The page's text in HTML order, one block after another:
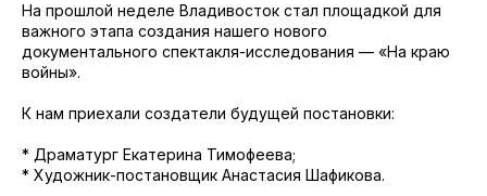
На прошлой неделе Владивосток стал площадкой для
важного этапа создания нашего нового
документального спектакля-исследования — «На краю
войны».
К нам приехали создатели будущей постановки:
* Драматург Екатерина Тимофеева;
* Художник-постановщик Анастасия Шафикова.